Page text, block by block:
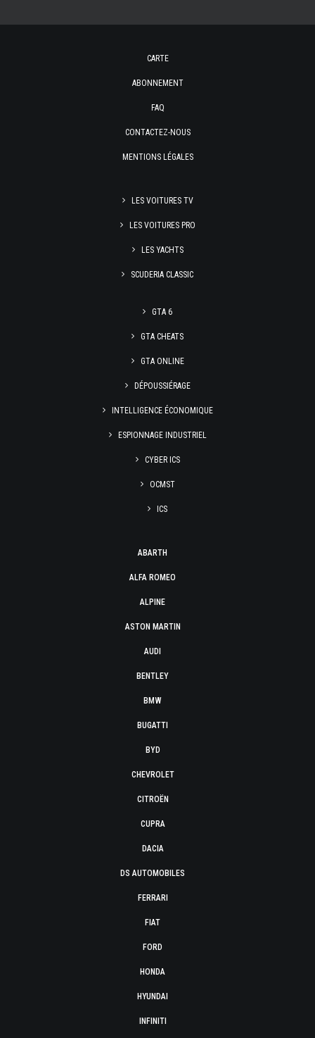
CARTE
ABONNEMENT
FAQ
CONTACTEZ-NOUS
MENTIONS LÉGALES
LES VOITURES TV
LES VOITURES PRO
LES YACHTS
SCUDERIA CLASSIC
GTA 6
GTA CHEATS
GTA ONLINE
DÉPOUSSIÉRAGE
INTELLIGENCE ÉCONOMIQUE
ESPIONNAGE INDUSTRIEL
CYBER ICS
OCMST
ICS
ABARTH
ALFA ROMEO
ALPINE
ASTON MARTIN
AUDI
BENTLEY
BMW
BUGATTI
BYD
CHEVROLET
CITROËN
CUPRA
DACIA
DS AUTOMOBILES
FERRARI
FIAT
FORD
HONDA
HYUNDAI
INFINITI